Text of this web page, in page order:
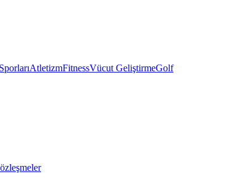
AtletizmFitnessVücut GeliştirmeGolf